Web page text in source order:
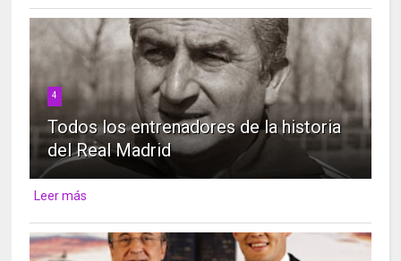
4
Todos los entrenadores de la historia
del Real Madrid
Leer más